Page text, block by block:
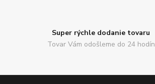
Super rýchle dodanie tovaru
Tovar Vám odošleme do 24 hodín